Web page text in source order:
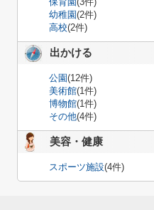
幼稚園(2件)
高校(2件)
出かける
公園(12件)
美術館(1件)
博物館(1件)
その他(4件)
美容・健康
スポーツ施設(4件)